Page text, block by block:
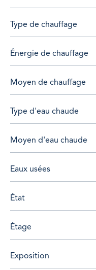
au goût du jour de la
de bains, sols et
l'assainissement
Type de chauffage
Énergie de chauffage
Moyen de chauffage
Type d'eau chaude
Moyen d'eau chaude
Eaux usées
État
Étage
Exposition